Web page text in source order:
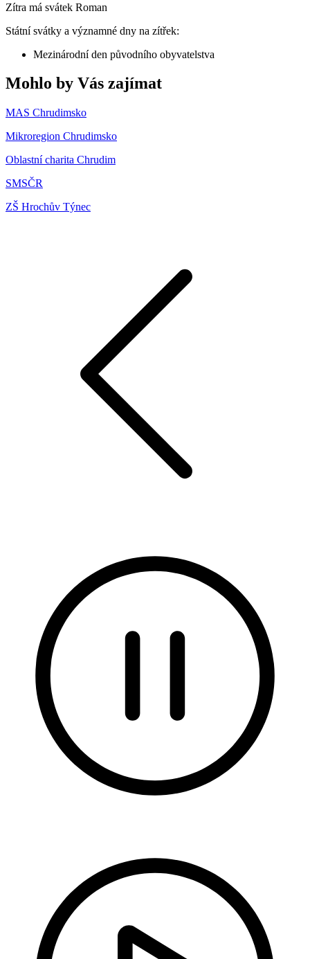
Zítra má svátek Roman
Státní svátky a významné dny na zítřek:
Mezinárodní den původního obyvatelstva
Mohlo by Vás zajímat
MAS Chrudimsko
Mikroregion Chrudimsko
Oblastní charita Chrudim
SMSČR
ZŠ Hrochův Týnec